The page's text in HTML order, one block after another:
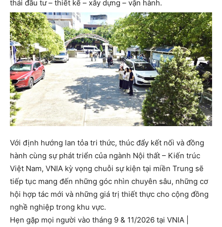
thái đầu tư – thiết kế – xây dựng – vận hành.
Với định hướng lan tỏa tri thức, thúc đẩy kết nối và đồng
hành cùng sự phát triển của ngành Nội thất – Kiến trúc
Việt Nam, VNIA kỳ vọng chuỗi sự kiện tại miền Trung sẽ
tiếp tục mang đến những góc nhìn chuyên sâu, những cơ
hội hợp tác mới và những giá trị thiết thực cho cộng đồng
nghề nghiệp trong khu vực.
Hẹn gặp mọi người vào tháng 9 & 11/2026 tại VNIA |